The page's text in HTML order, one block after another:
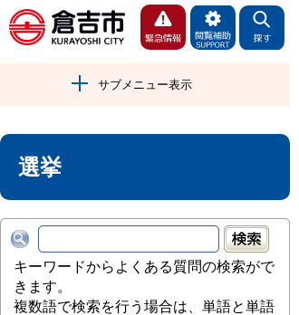
サブメニュー表示
選挙
キーワードからよくある質問の検索がで
きます。
複数語で検索を行う場合は、単語と単語